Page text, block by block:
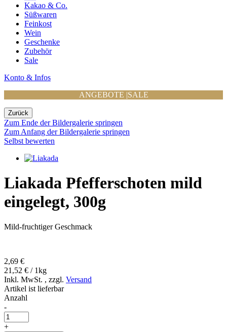
Kakao & Co.
Süßwaren
Feinkost
Wein
Geschenke
Zubehör
Sale
Konto & Infos
ANGEBOTE |SALE
Zurück
Zum Ende der Bildergalerie springen
Zum Anfang der Bildergalerie springen
Selbst bewerten
Liakada Pfefferschoten mild
eingelegt, 300g
Mild-fruchtiger Geschmack
2,69 €
21,52 € / 1kg
Inkl. MwSt. , zzgl. Versand
Artikel ist lieferbar
Anzahl
-
+